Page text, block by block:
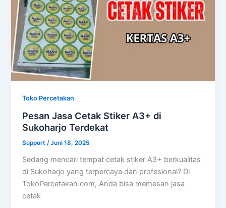
Toko Percetakan
Pesan Jasa Cetak Stiker A3+ di
Sukoharjo Terdekat
Support/Juni 18, 2025
Sedang mencari tempat cetak stiker A3+ berkualitas
di Sukoharjo yang terpercaya dan profesional? Di
TokoPercetakan.com, Anda bisa memesan jasa
cetak